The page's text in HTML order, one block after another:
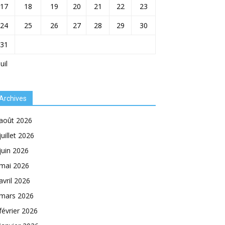
17 18 19 20 21 22
23
24
25 26 27 28 29
30
31
2026
2026
2026
2026
2026
2026
2026